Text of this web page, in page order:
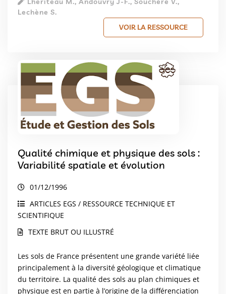
Lechène S.
VOIR LA RESSOURCE
Qualité chimique et physique des sols :
Variabilité spatiale et évolution
01/12/1996
ARTICLES EGS / RESSOURCE TECHNIQUE ET
SCIENTIFIQUE
TEXTE BRUT OU ILLUSTRÉ
Les sols de France présentent une grande variété liée
principalement à la diversité géologique et climatique
du territoire. La qualité des sols au plan chimiques et
physique est en partie à l’origine de la différenciation